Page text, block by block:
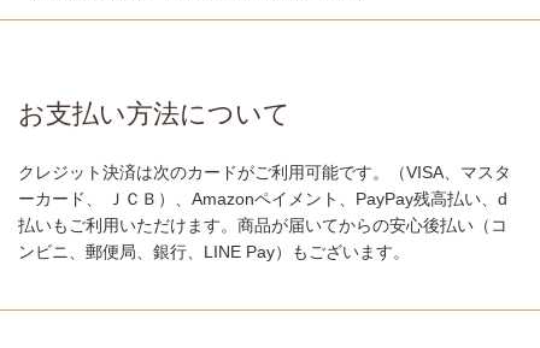
お支払い方法について
クレジット決済は次のカードがご利用可能です。（VISA、マスタ
ーカード、 ＪＣＢ）、Amazonペイメント、PayPay残高払い、d
払いもご利用いただけます。商品が届いてからの安心後払い（コ
ンビニ、郵便局、銀行、LINE Pay）もございます。